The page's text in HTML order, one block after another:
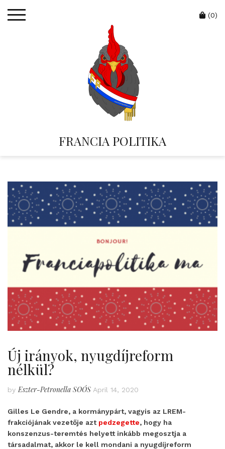
FRANCIA POLITIKA
Cart
(0)
Új irányok, nyugdíjreform
nélkül?
by Eszter-Petronella SOÓS April 14, 2020
Gilles Le Gendre, a kormánypárt, vagyis az LREM-
frakciójának vezetője azt pedzegette, hogy ha
konszenzus-teremtés helyett inkább megosztja a
társadalmat, akkor le kell mondani a nyugdíjreform